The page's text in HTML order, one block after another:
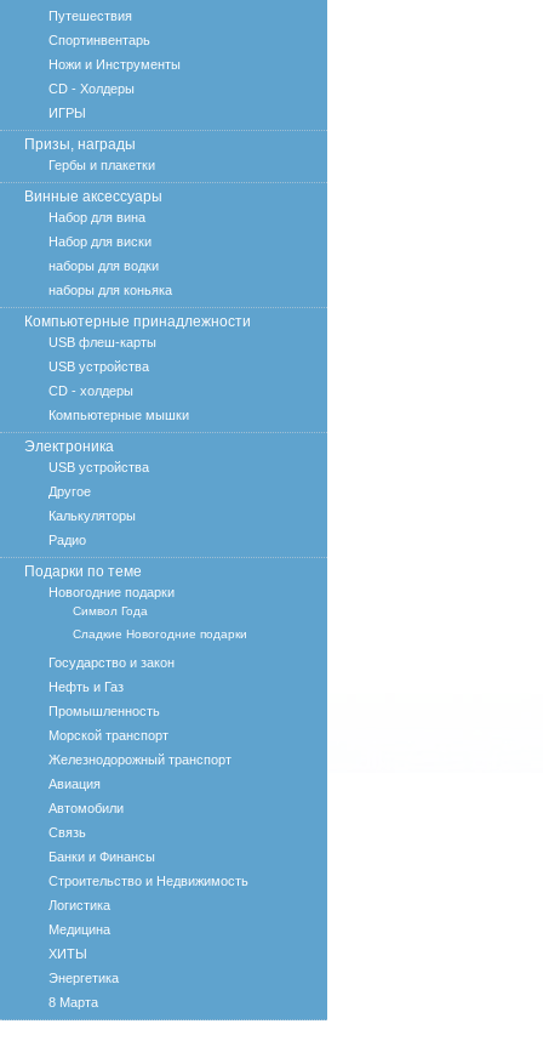
Путешествия
Спортинвентарь
Ножи и Инструменты
CD - Холдеры
ИГРЫ
Призы, награды
Гербы и плакетки
Винные аксессуары
Набор для вина
Набор для виски
наборы для водки
наборы для коньяка
Компьютерные принадлежности
USB флеш-карты
USB устройства
CD - холдеры
Компьютерные мышки
Электроника
USB устройства
Другое
Калькуляторы
Радио
Подарки по теме
Новогодние подарки
Символ Года
Сладкие Новогодние подарки
Государство и закон
Нефть и Газ
Промышленность
Морской транспорт
Железнодорожный транспорт
Авиация
Автомобили
Связь
Банки и Финансы
Строительство и Недвижимость
Логистика
Медицина
ХИТЫ
Энергетика
8 Марта